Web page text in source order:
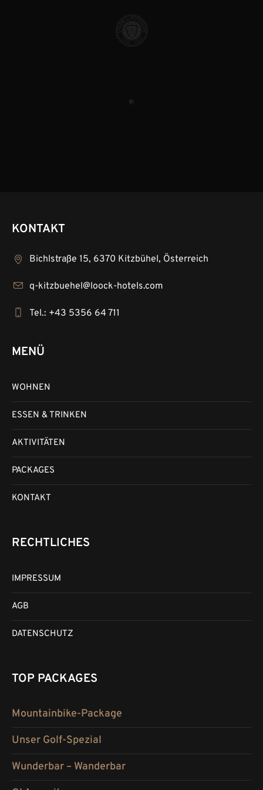
KONTAKT
Bichlstraße 15, 6370 Kitzbühel, Österreich
q-kitzbuehel@loock-hotels.com
Tel.: +43 5356 64 711
MENÜ
WOHNEN
ESSEN & TRINKEN
AKTIVITÄTEN
PACKAGES
KONTAKT
RECHTLICHES
IMPRESSUM
AGB
DATENSCHUTZ
TOP PACKAGES
Mountainbike-Package
Unser Golf-Spezial
Wunderbar – Wanderbar